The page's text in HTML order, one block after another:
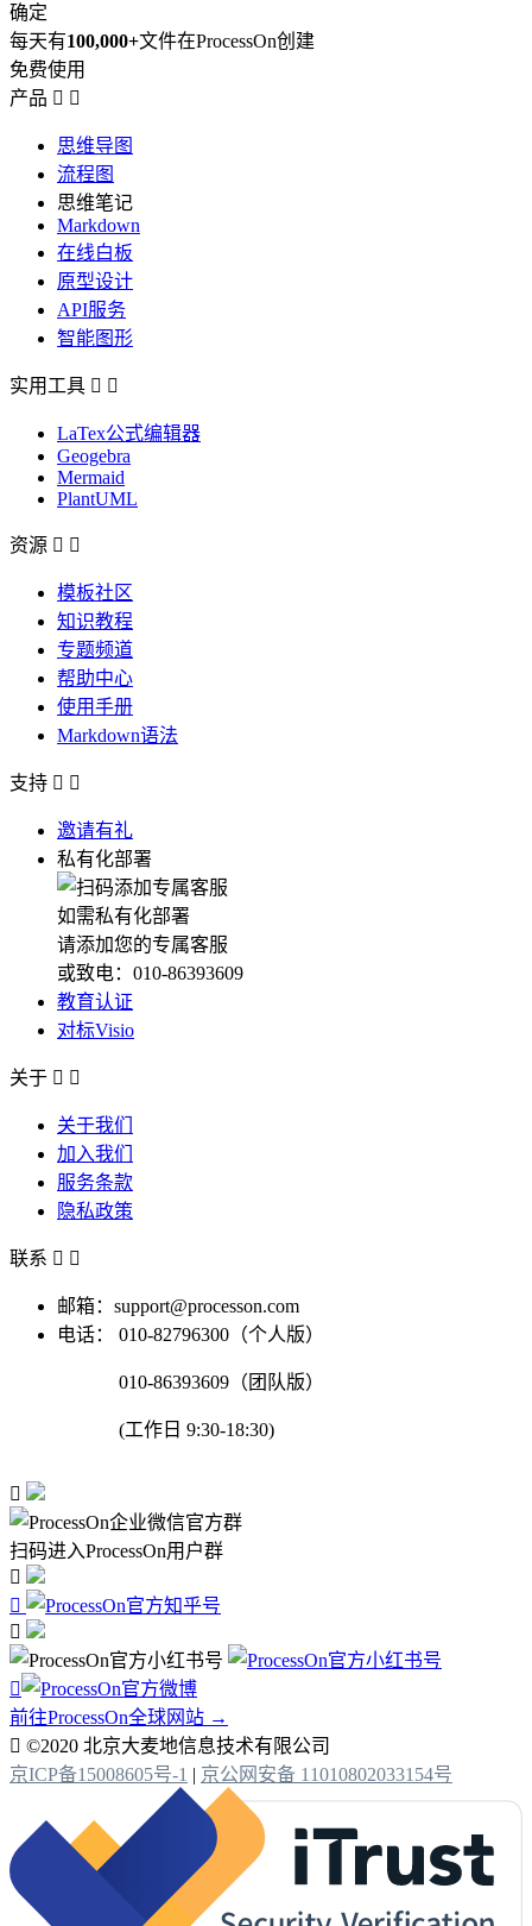
确定
每天有100,000+文件在ProcessOn创建
免费使用
产品  
思维导图
流程图
思维笔记
Markdown
在线白板
原型设计
API服务
智能图形
实用工具  
LaTex公式编辑器
Geogebra
Mermaid
PlantUML
资源  
模板社区
知识教程
专题频道
帮助中心
使用手册
Markdown语法
支持  
邀请有礼
私有化部署
如需私有化部署
请添加您的专属客服
或致电：010-86393609
教育认证
对标Visio
关于  
关于我们
加入我们
服务条款
隐私政策
联系  
邮箱：support@processon.com
电话：
010-82796300（个人版）
010-86393609（团队版）
(工作日 9:30-18:30)

扫码进入ProcessOn用户群




前往ProcessOn全球网站 →
 ©2020 北京大麦地信息技术有限公司
京ICP备15008605号-1 | 京公网安备 11010802033154号